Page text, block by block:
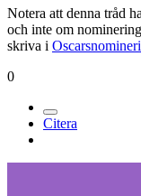
Notera att denna tråd
och inte om
skriva i
0
Citera